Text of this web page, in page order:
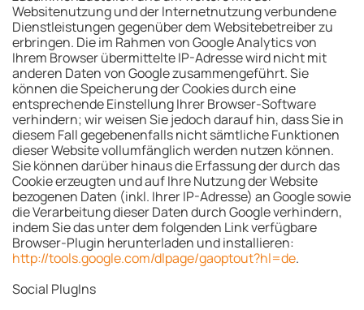
Websitenutzung und der Internetnutzung verbundene
Dienstleistungen gegenüber dem Websitebetreiber zu
erbringen. Die im Rahmen von Google Analytics von
Ihrem Browser übermittelte IP-Adresse wird nicht mit
anderen Daten von Google zusammengeführt. Sie
können die Speicherung der Cookies durch eine
entsprechende Einstellung Ihrer Browser-Software
verhindern; wir weisen Sie jedoch darauf hin, dass Sie in
diesem Fall gegebenenfalls nicht sämtliche Funktionen
dieser Website vollumfänglich werden nutzen können.
Sie können darüber hinaus die Erfassung der durch das
Cookie erzeugten und auf Ihre Nutzung der Website
bezogenen Daten (inkl. Ihrer IP-Adresse) an Google sowie
die Verarbeitung dieser Daten durch Google verhindern,
indem Sie das unter dem folgenden Link verfügbare
Browser-Plugin herunterladen und installieren:
http://tools.google.com/dlpage/gaoptout?hl=de.
Social PlugIns